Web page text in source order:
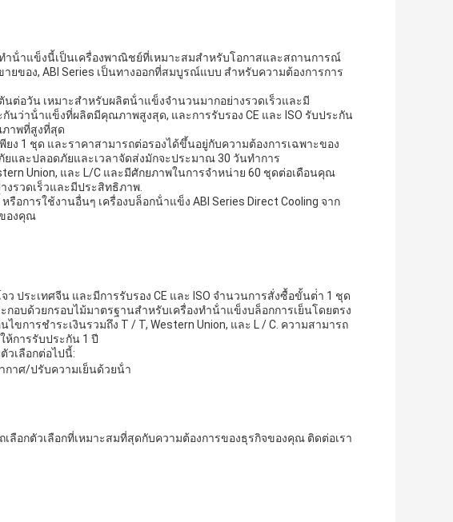
าน้ําแข็งนี้เป็นเครื่องพาณิชย์ที่เหมาะสมสําหรับโอกาสและสถานการณ์
ยของ, ABI Series เป็นทางออกที่สมบูรณ์แบบ สําหรับความต้องการการ
ต่อวัน เหมาะสําหรับผลิตน้ําแข็งจํานวนมากอย่างรวดเร็วและมี
นว่าน้ําแข็งที่ผลิตมีคุณภาพสูงสุด, และการรับรอง CE และ ISO รับประกัน
าพที่สูงที่สุด
ง 1 ชุด และราคาสามารถต่อรองได้ขึ้นอยู่กับความต้องการเฉพาะของ
และปลอดภัยและเวลาจัดส่งมักจะประมาณ 30 วันทําการ
Union, และ L/C และมีศักยภาพในการจําหน่าย 60 ชุดต่อเดือนคุณ
งรวดเร็วและมีประสิทธิภาพ.
การใช้งานอื่นๆ เครื่องบล็อกน้ําแข็ง ABI Series Direct Cooling จาก
องคุณ
ว ประเทศจีน และมีการรับรอง CE และ ISO จํานวนการสั่งซื้อขั้นต่ํา 1 ชุด
กอบด้วยกรอบไม้มาตรฐานสําหรับเครื่องทําน้ําแข็งบล็อกการเย็นโดยตรง
ขการชําระเงินรวมถึง T / T, Western Union, และ L / C. ความสามารถ
ห้การรับประกัน 1 ปี
เลือกต่อไปนี้:
กาศ/ปรับความเย็นด้วยน้ํา
ลือกตัวเลือกที่เหมาะสมที่สุดกับความต้องการของธุรกิจของคุณ ติดต่อเรา